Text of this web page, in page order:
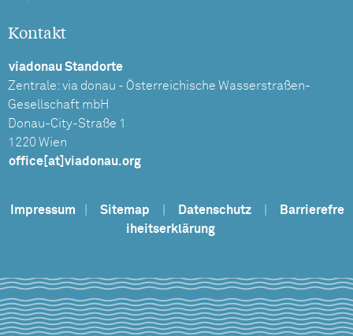
Kontakt
viadonau Standorte
Zentrale: via donau - Österreichische Wasserstraßen-
Gesellschaft mbH
Donau-City-Straße 1
1220 Wien
office[at]viadonau.org
Impressum Sitemap Datenschutz
Barrierefre
iheitserklärung